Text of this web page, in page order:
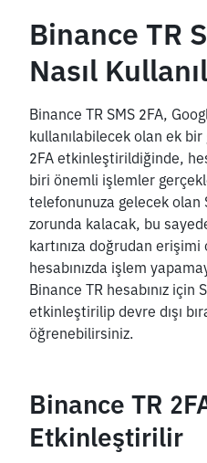
Binance TR
Nasıl
Binance TR SMS 2FA,
kullanılabilecek olan ek
2FA etkinleştirildiğinde,
biri önemli işlemler
telefonunuza gelecek olan
zorunda kalacak, bu
kartınıza doğrudan
hesabınızda işlem
Binance TR hesabınız için
etkinleştirilip devre dışı
öğrenebilirsiniz.
Binance TR
Etkinleştirilir